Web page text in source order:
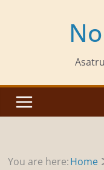
You are here:Home